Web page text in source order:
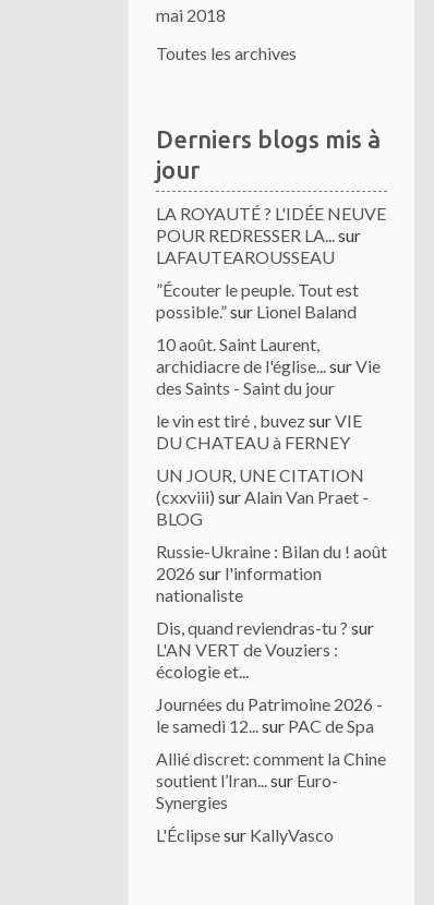
mai 2018
Toutes les archives
Derniers blogs mis à
jour
LA ROYAUTÉ ? L'IDÉE NEUVE
POUR REDRESSER LA...sur
LAFAUTEAROUSSEAU
”Écouter le peuple. Tout est
possible.”sur Lionel Baland
10 août. Saint Laurent,
archidiacre de l'église...surVie
des Saints - Saint du jour
le vin est tiré , buvezsurVIE
DU CHATEAU à FERNEY
UN JOUR, UNE CITATION
(cxxviii) surAlain Van Praet -
BLOG
Russie-Ukraine : Bilan du ! août
2026 sur l'information
nationaliste
Dis, quand reviendras-tu ? sur
L'AN VERT de Vouziers :
écologie et...
Journées du Patrimoine 2026 -
le samedi 12...sur PAC de Spa
Allié discret: comment la Chine
soutient l’Iran...sur Euro-
Synergies
L'Éclipsesur KallyVasco